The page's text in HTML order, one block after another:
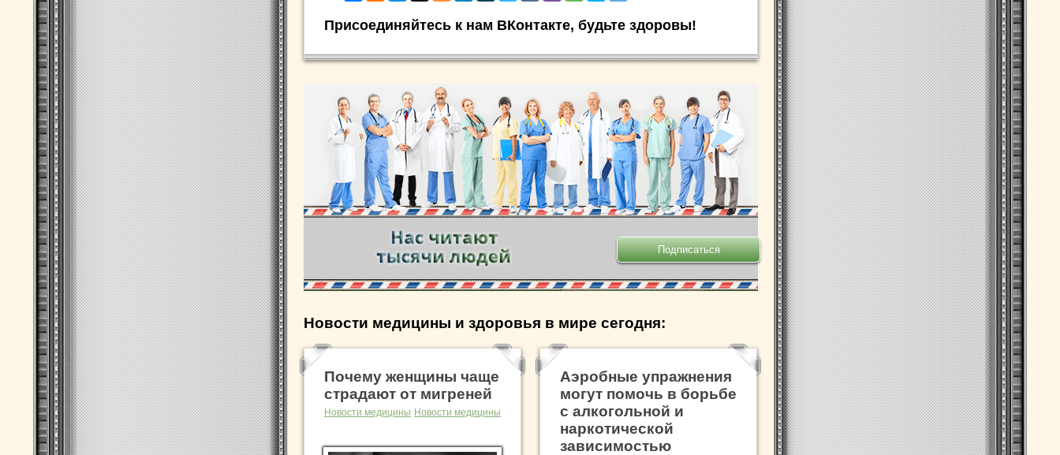
Присоединяйтесь к нам ВКонтакте, будьте здоровы!
.
Новости медицины и здоровья в мире сегодня:
Почему женщины чаще
страдают от мигреней
Новости медицины Новости медицины
Аэробные упражнения
могут помочь в борьбе
с алкогольной и
наркотической
зависимостью